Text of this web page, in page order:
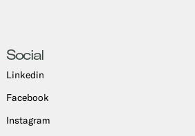
Social
Linkedin
Facebook
Instagram